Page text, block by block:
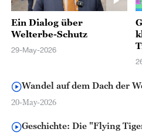
Ein Dialog über
Welterbe-Schutz
29-May-2026
Wandel auf dem Dach der
20-May-2026
Geschichte: Die "Flying